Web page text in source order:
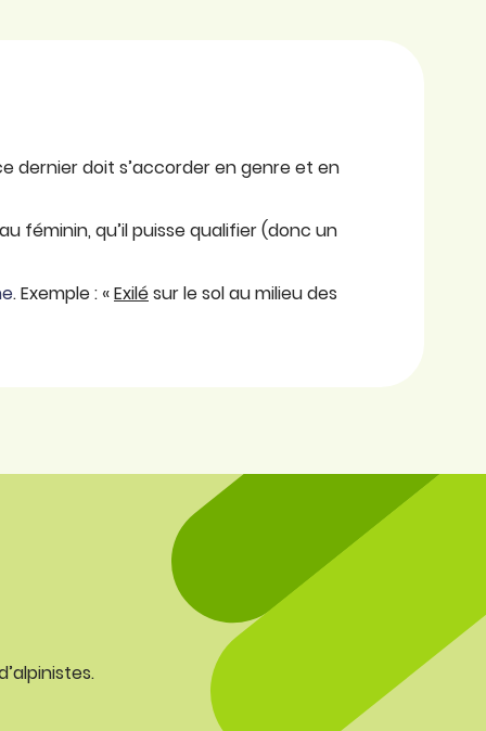
dernier doit s’accorder en genre et en
féminin, qu’il puisse qualifier (donc un
. Exemple : «Exilésur le sol au milieu des